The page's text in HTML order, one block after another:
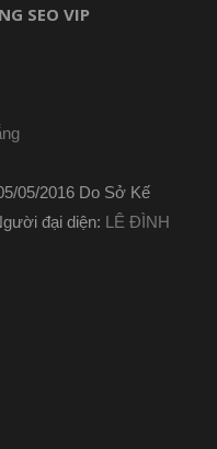
SEO VIP
05/2016 Do Sở Kế
đại diện: LÊ ĐÌNH